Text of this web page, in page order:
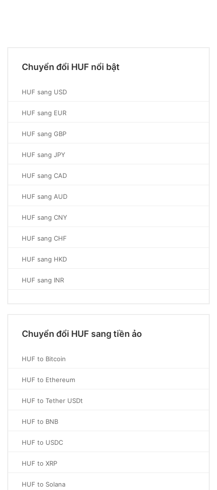
Chuyển đổi HUF nổi bật
HUF sang USD
HUF sang EUR
HUF sang GBP
HUF sang JPY
HUF sang CAD
HUF sang AUD
HUF sang CNY
HUF sang CHF
HUF sang HKD
HUF sang INR
Chuyển đổi HUF sang tiền ảo
HUF to Bitcoin
HUF to Ethereum
HUF to Tether USDt
HUF to BNB
HUF to USDC
HUF to XRP
HUF to Solana